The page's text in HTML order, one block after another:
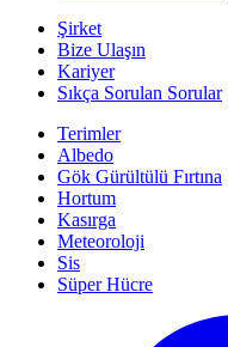
Şirket
Bize Ulaşın
Kariyer
Sıkça Sorulan Sorular
Terimler
Albedo
Gök Gürültülü Fırtına
Hortum
Kasırga
Meteoroloji
Sis
Süper Hücre